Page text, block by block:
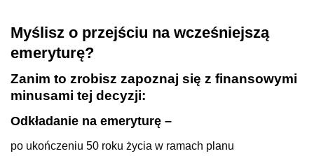
Myślisz o przejściu na wcześniejszą
emeryturę?
Zanim to zrobisz zapoznaj się z finansowymi
minusami tej decyzji:
Odkładanie na emeryturę –
po ukończeniu 50 roku życia w ramach planu